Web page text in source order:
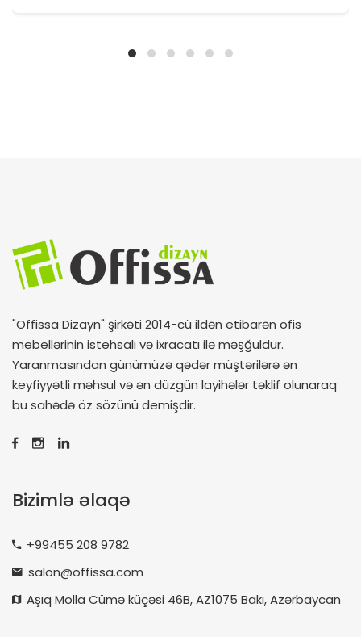
"Offissa Dizayn" şirkəti 2014-cü ildən etibarən ofis
mebellərinin istehsalı və ixracatı ilə məşğuldur.
Yaranmasından günümüzə qədər müştərilərə ən
keyfiyyətli məhsul və ən düzgün layihələr təklif olunaraq
bu sahədə öz sözünü demişdir.
Bizimlə əlaqə
+99455 208 9782
salon@offissa.com
Aşıq Molla Cümə küçəsi 46B, AZ1075 Bakı, Azərbaycan